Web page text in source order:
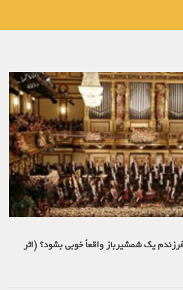
یک شمشیرباز واقعاً خوبی بشود؟ (اثر